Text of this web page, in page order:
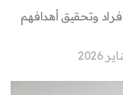
وتحقيق أهدافهم